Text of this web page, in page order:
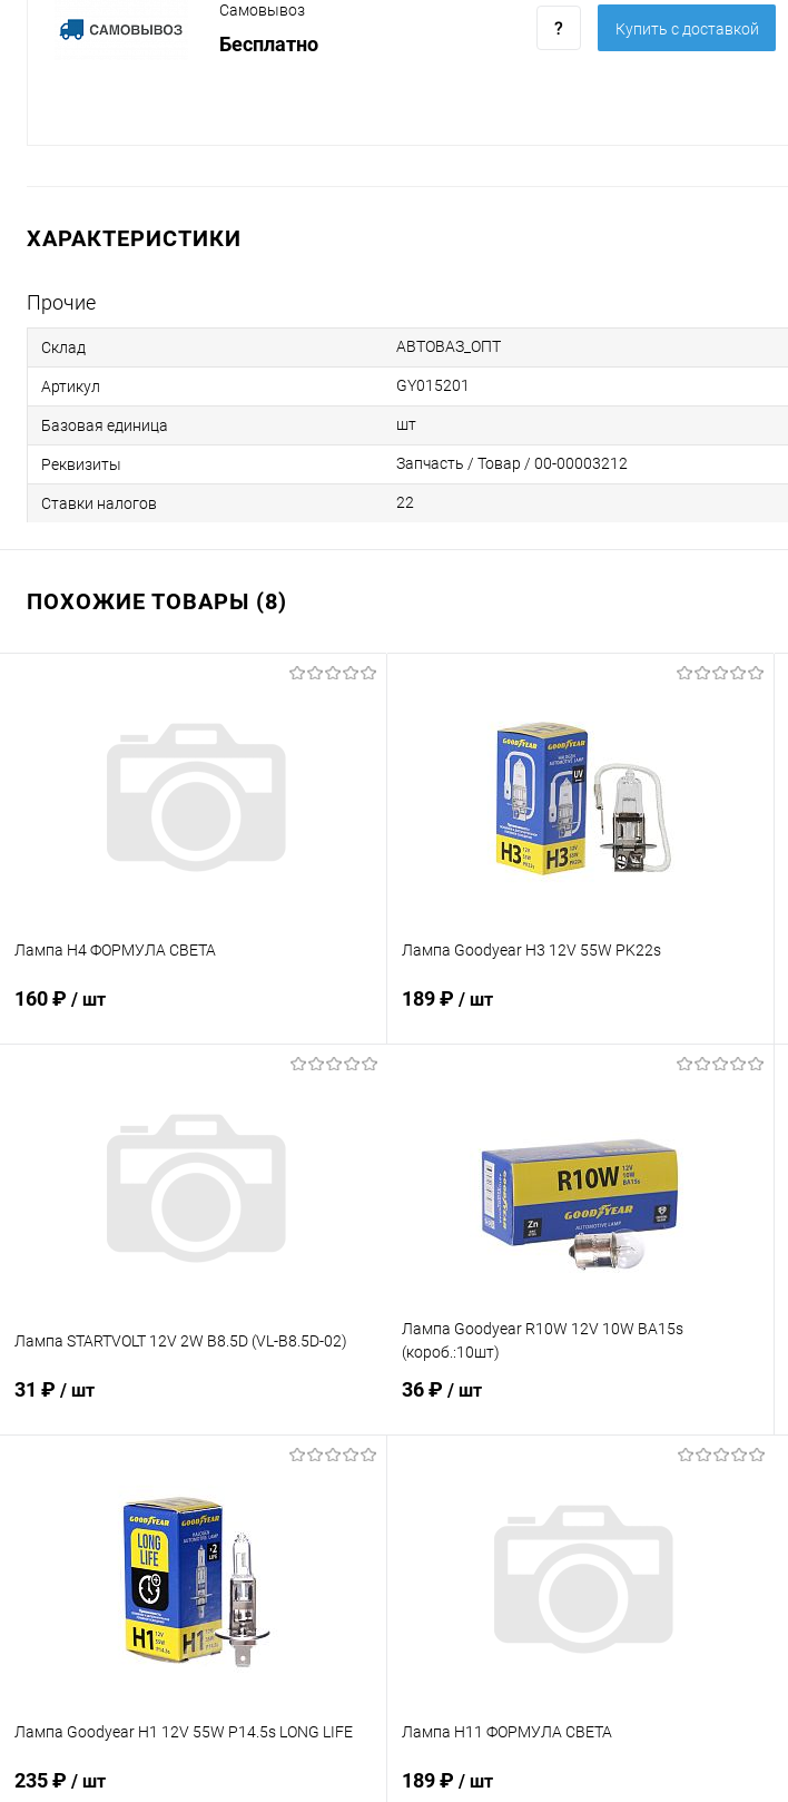
Самовывоз
Бесплатно
Купить c доставкой
ХАРАКТЕРИСТИКИ
Прочие
Склад АВТОВАЗ_ОПТ
Артикул GY015201
Базовая единица шт
Реквизиты Запчасть / Товар / 00-00003212
Ставки налогов 22
ПОХОЖИЕ ТОВАРЫ (8)
Лампа Н4 ФОРМУЛА СВЕТА
160 ₽ / шт
Купить в 1 клик Сравнение
В наличии
Лампа Goodyear H3 12V 55W PK22s
189 ₽ / шт
Купить в 1 клик Сравнение
В избранное В наличии
Лампа STARTVOLT 12V 2W B8.5D (VL-B8.5D-02)
31 ₽ / шт
Купить в 1 клик Сравнение
Под заказ
Лампа Goodyear R10W 12V 10W BA15s
(короб.:10шт)
36 ₽ / шт
Купить в 1 клик Сравнение
Под заказ
Лампа Goodyear H1 12V 55W P14.5s LONG LIFE
235 ₽ / шт
Лампа Н11 ФОРМУЛА СВЕТА
189 ₽ / шт